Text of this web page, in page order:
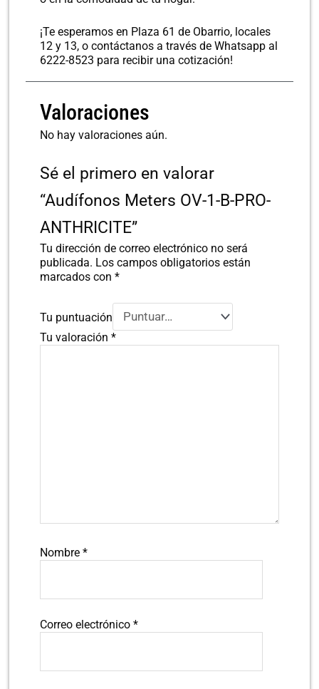
¡Te esperamos en Plaza 61 de Obarrio, locales
12 y 13, o contáctanos a través de Whatsapp al
6222-8523 para recibir una cotización!
Valoraciones
No hay valoraciones aún.
Sé el primero en valorar
“Audífonos Meters OV-1-B-PRO-
ANTHRICITE”
Tu dirección de correo electrónico no será
publicada. Los campos obligatorios están
marcados con*
Tu puntuación
Tu valoración*
Nombre*
Correo electrónico*